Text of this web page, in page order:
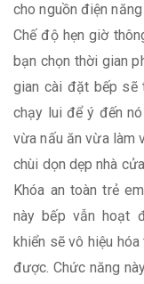
cho nguồn điện
Chế độ hẹn giờ
bạn chọn thời gian
gian cài đặt bếp sẽ
chạy lui để ý đến
vừa nấu ăn vừa làm
chùi dọn dẹp nhà
Khóa an toàn trẻ
này bếp vẫn hoạt
khiển sẽ vô hiệu
được. Chức năng